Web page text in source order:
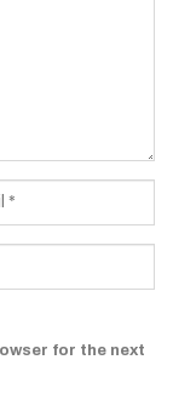
for the next